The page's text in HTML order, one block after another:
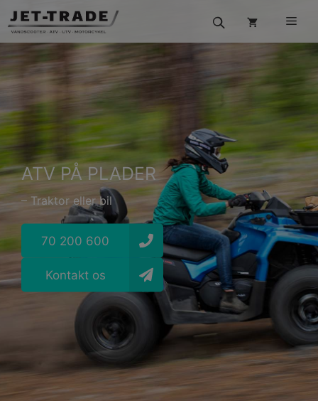
Hop
til
indhold
ATV PÅ PLADER
– Traktor eller bil
70 200 600
Kontakt os